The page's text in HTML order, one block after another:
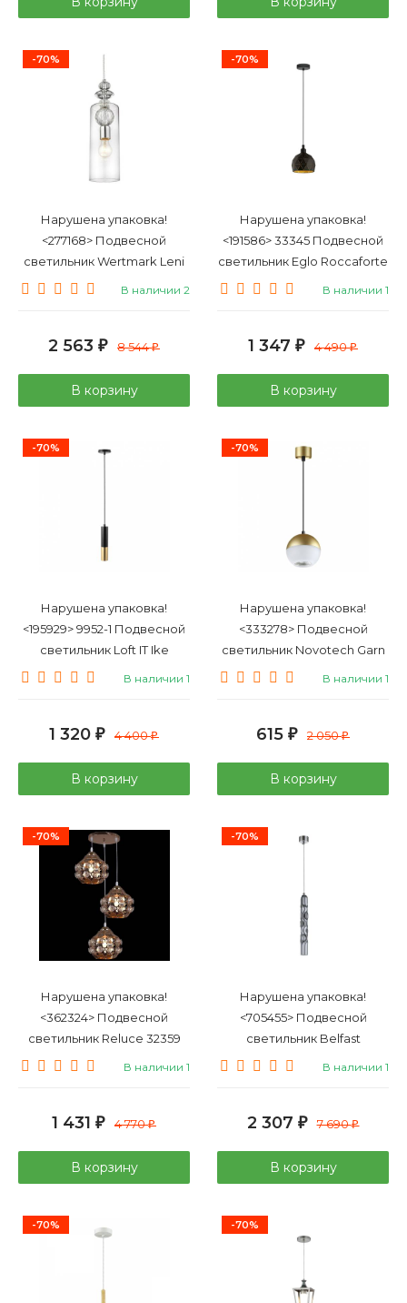
-70%
Нарушена упаковка!
<277168> Подвесной
светильник Wertmark Leni
WE209.01.106
В наличии 2
2 563 ₽ 8 544₽
В корзину
-70%
Нарушена упаковка!
<191586> 33345 Подвесной
светильник Eglo Roccaforte
В наличии 1
1 347 ₽ 4 490₽
В корзину
-70%
Нарушена упаковка!
<195929> 9952-1 Подвесной
светильник Loft IT Ike
В наличии 1
1 320 ₽ 4 400₽
В корзину
-70%
Нарушена упаковка!
<333278> Подвесной
светильник Novotech Garn
370810
В наличии 1
615 ₽ 2 050₽
В корзину
-70%
Нарушена упаковка!
<362324> Подвесной
светильник Reluce 32359
1420985
В наличии 1
1 431 ₽ 4 770₽
В корзину
-70%
Нарушена упаковка!
<705455> Подвесной
светильник Belfast
Grosvenor 167-1 CR GR
В наличии 1
2 307 ₽ 7 690₽
В корзину
-70% -70%